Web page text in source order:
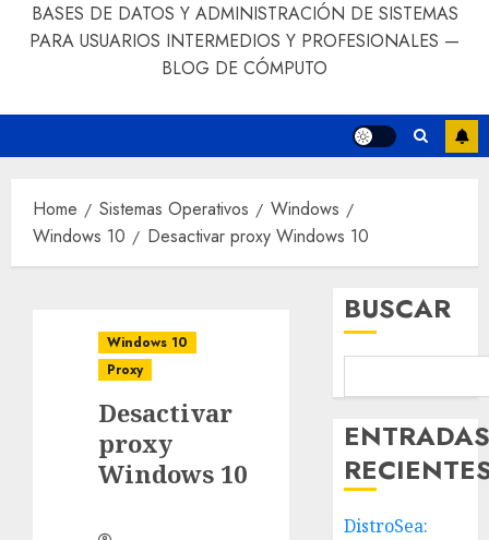
BASES DE DATOS Y ADMINISTRACIÓN DE SISTEMAS
PARA USUARIOS INTERMEDIOS Y PROFESIONALES —
BLOG DE CÓMPUTO
Home Sistemas Operativos
Windows
Windows 10
Desactivar proxy Windows 10
Windows 10
Proxy
Desactivar
proxy
Windows 10
BUSCAR
DistroSea: